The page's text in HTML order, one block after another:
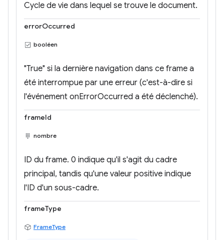
Cycle de vie dans lequel se trouve le document.
errorOccurred
booléen
"True" si la dernière navigation dans ce frame a
été interrompue par une erreur (c'est-à-dire si
l'événement onErrorOccurred a été déclenché).
frameId
nombre
ID du frame. 0 indique qu'il s'agit du cadre
principal, tandis qu'une valeur positive indique
l'ID d'un sous-cadre.
frameType
FrameType